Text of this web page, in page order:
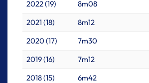
2022 (19) 8m08
2021 (18)
8m12
2020 (17)
7m30
2019 (16)
7m12
2018 (15)
6m42